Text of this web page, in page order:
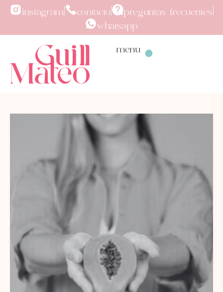
instagram contacto
preguntas frecuentes
whatsapp
menu